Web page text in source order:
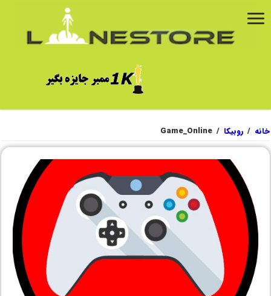
خانه / روبیکا /
Game_Online